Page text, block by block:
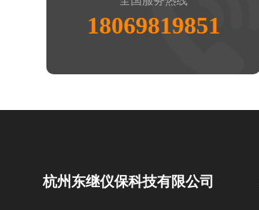
18069819851
杭州东继仪保科技有限公司